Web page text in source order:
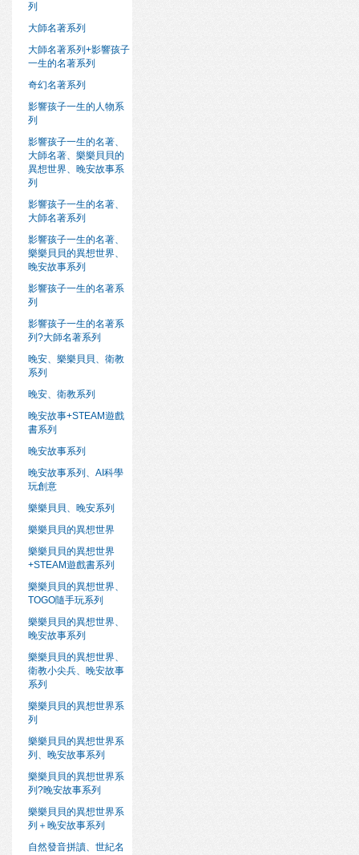
列
大師名著系列
大師名著系列+影響孩子
一生的名著系列
奇幻名著系列
影響孩子一生的人物系
列
影響孩子一生的名著、
大師名著、樂樂貝貝的
異想世界、晚安故事系
列
影響孩子一生的名著、
大師名著系列
影響孩子一生的名著、
樂樂貝貝的異想世界、
晚安故事系列
影響孩子一生的名著系
列
影響孩子一生的名著系
列?大師名著系列
晚安、樂樂貝貝、衛教
系列
晚安、衛教系列
晚安故事+STEAM遊戲
書系列
晚安故事系列
晚安故事系列、AI科學
玩創意
樂樂貝貝、晚安系列
樂樂貝貝的異想世界
樂樂貝貝的異想世界
+STEAM遊戲書系列
樂樂貝貝的異想世界、
TOGO隨手玩系列
樂樂貝貝的異想世界、
晚安故事系列
樂樂貝貝的異想世界、
衛教小尖兵、晚安故事
系列
樂樂貝貝的異想世界系
列
樂樂貝貝的異想世界系
列、晚安故事系列
樂樂貝貝的異想世界系
列?晚安故事系列
樂樂貝貝的異想世界系
列＋晚安故事系列
自然發音拼讀、世紀名